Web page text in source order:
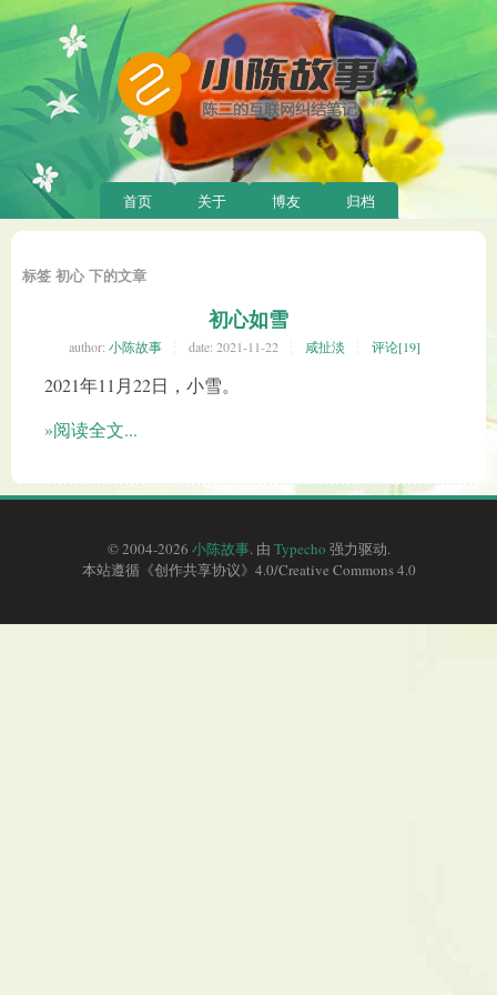
首页 关于 博友 归档
标签 初心 下的文章
初心如雪
author: 小陈故事 date: 2021-11-22 咸扯淡 评论[19]
2021年11月22日，小雪。
»阅读全文...
© 2004-2026 小陈故事. 由 Typecho 强力驱动.
本站遵循《创作共享协议》4.0/Creative Commons 4.0